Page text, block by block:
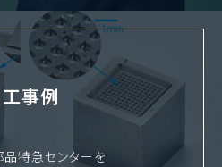
事例
特急センターを